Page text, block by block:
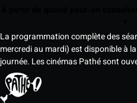
La programmation complète des
mercredi au mardi) est disponible à
journée. Les cinémas Pathé sont